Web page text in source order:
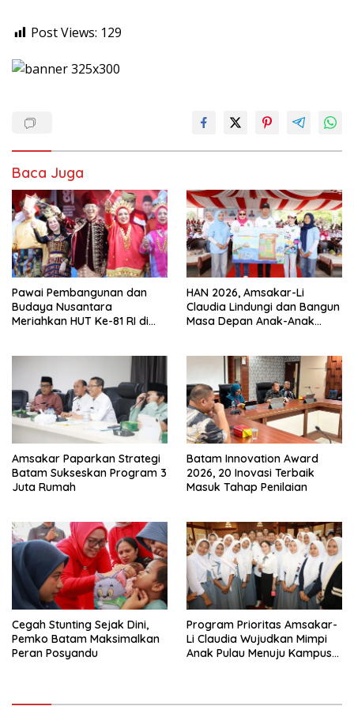
Post Views: 129
Baca Juga
Pawai Pembangunan dan
Budaya Nusantara
Meriahkan HUT Ke-81 RI di
HAN 2026, Amsakar-Li
Claudia Lindungi dan Bangun
Masa Depan Anak-Anak
Amsakar Paparkan Strategi
Batam Sukseskan Program 3
Juta Rumah
Batam Innovation Award
2026, 20 Inovasi Terbaik
Masuk Tahap Penilaian
Cegah Stunting Sejak Dini,
Pemko Batam Maksimalkan
Peran Posyandu
Program Prioritas Amsakar-
Li Claudia Wujudkan Mimpi
Anak Pulau Menuju Kampus